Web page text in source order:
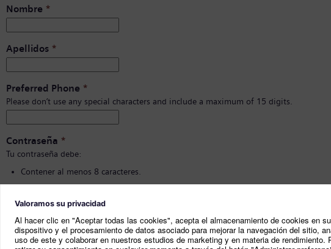
Nombre *
Apellidos *
Preferred Phone *
Please don’t use any special characters and include a maximum of 15 digits.
Contraseña *
Tu contraseña debe:
Contener al menos 8 caracteres.
No contener nada de tu información personal.
No contener palabras comunmente usadas.